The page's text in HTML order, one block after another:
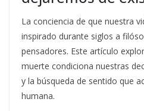
La conciencia de que nuestra
inspirado durante siglos a
pensadores. Este artículo
muerte condiciona nuestras
y la búsqueda de sentido que
humana.